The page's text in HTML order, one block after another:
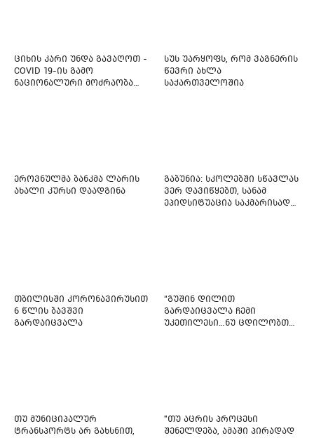
ციხის კარი უნდა გავაღოთ -
COVID 19-ის გამო
ნაციონალური მოძრაობა
სუს უარყოფს, რომ ვაგნერის
წევრი ახლა
საქართველოშია
ეროვნულმა ბანკმა ლარის
ახალი კურსი დაადგინა
გაბუნია: სკოლებში სწავლას
ვერ დავიწყებთ, სანამ
ეპიდსიტუაცია საკმარისად
თბილისში კორონავირუსით
6 წლის ბავშვი
გარდაიცვალა
“გუშინ დილით
გარდაიცვალა ჩემი
უკეთილესი…ნუ ცდილობთ
თუ მუნიციპალურ
ტრანსპორტს არ გახსნით,
"თუ აცრის პროცესი
შენელდება, ამაში პირადად